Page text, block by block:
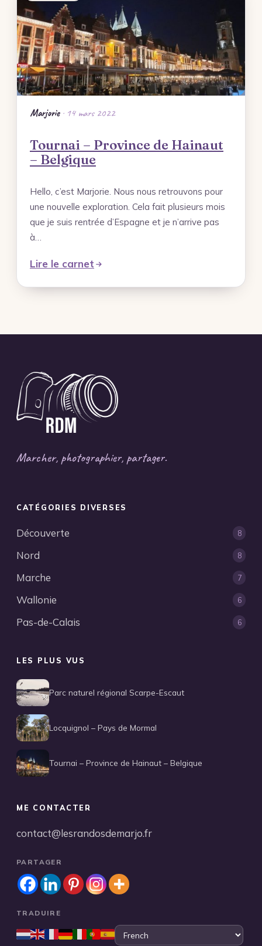
Marjorie· 14 mars 2022
Tournai – Province de Hainaut
– Belgique
Hello, c’est Marjorie. Nous nous retrouvons pour
une nouvelle exploration. Cela fait plusieurs mois
que je suis rentrée d’Espagne et je n’arrive pas
à…
Lire le carnet
Marcher, photographier, partager.
CATÉGORIES DIVERSES
Découverte 8
Nord 8
Marche 7
Wallonie 6
Pas-de-Calais 6
LES PLUS VUS
Parc naturel régional Scarpe-Escaut
Locquignol – Pays de Mormal
Tournai – Province de Hainaut – Belgique
ME CONTACTER
contact@lesrandosdemarjo.fr
PARTAGER
TRADUIRE